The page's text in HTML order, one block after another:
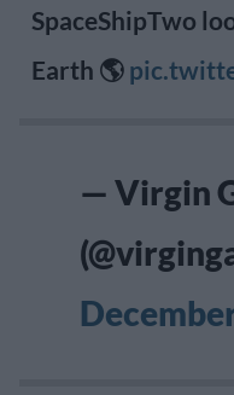
SpaceShipTwo
Earth 🌎
— Virgin